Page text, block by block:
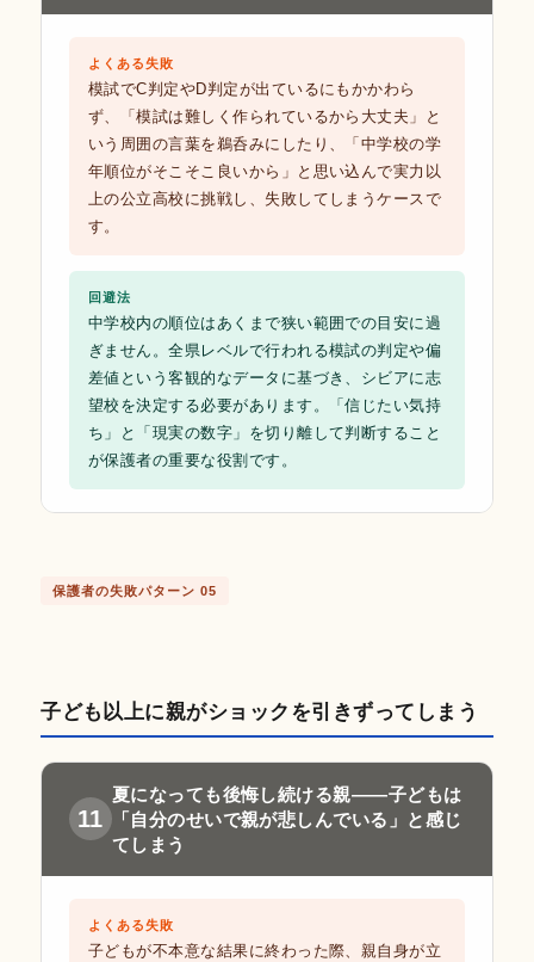
よくある失敗
模試でC判定やD判定が出ているにもかかわら
ず、「模試は難しく作られているから大丈夫」と
いう周囲の言葉を鵜呑みにしたり、「中学校の学
年順位がそこそこ良いから」と思い込んで実力以
上の公立高校に挑戦し、失敗してしまうケースで
す。
回避法
中学校内の順位はあくまで狭い範囲での目安に過
ぎません。全県レベルで行われる模試の判定や偏
差値という客観的なデータに基づき、シビアに志
望校を決定する必要があります。「信じたい気持
ち」と「現実の数字」を切り離して判断すること
が保護者の重要な役割です。
保護者の失敗パターン 05
子ども以上に親がショックを引きずってしまう
11
夏になっても後悔し続ける親——子どもは
「自分のせいで親が悲しんでいる」と感じ
てしまう
よくある失敗
子どもが不本意な結果に終わった際、親自身が立